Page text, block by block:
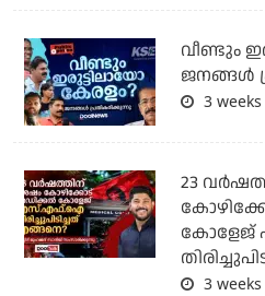
വീണ്ടും
ജനങ്ങൾ
3
23
3